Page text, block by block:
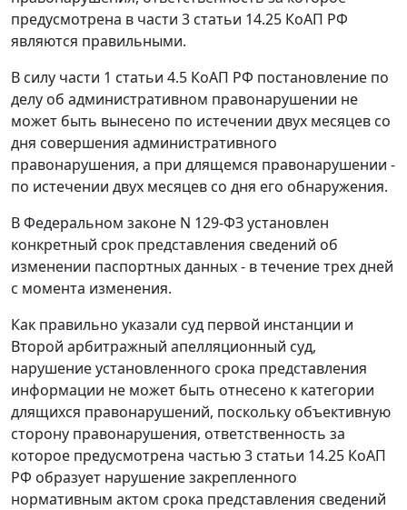
предусмотрена в части 3 статьи 14.25 КоАП РФ
являются правильными.
В силу части 1 статьи 4.5 КоАП РФ постановление по
делу об административном правонарушении не
может быть вынесено по истечении двух месяцев со
дня совершения административного
правонарушения, а при длящемся правонарушении -
по истечении двух месяцев со дня его обнаружения.
ВФедеральном законе N 129-ФЗ установлен
конкретный срок представления сведений об
изменении паспортных данных - в течение трех дней
с момента изменения.
Как правильно указали суд первой инстанции и
Второй арбитражный апелляционный суд,
нарушение установленного срока представления
информации не может быть отнесено к категории
длящихся правонарушений, поскольку объективную
сторону правонарушения, ответственность за
которое предусмотрена частью 3 статьи 14.25 КоАП
РФ образует нарушение закрепленного
нормативным актом срока представления сведений